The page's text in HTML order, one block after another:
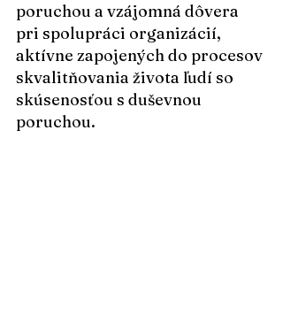
poruchou a vzájomná dôvera
pri spolupráci organizácií,
aktívne zapojených do procesov
skvalitňovania života ľudí so
skúsenosťou s duševnou
poruchou.